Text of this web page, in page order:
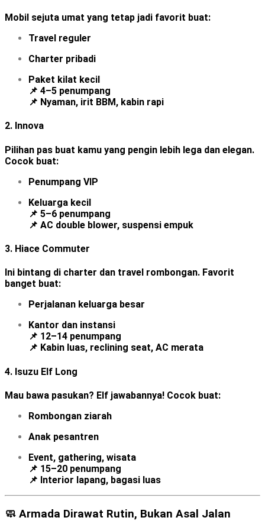
Mobil sejuta umat yang tetap jadi favorit buat:
Travel reguler
Charter pribadi
Paket kilat kecil
📌 4–5 penumpang
📌 Nyaman, irit BBM, kabin rapi
2. Innova
Pilihan pas buat kamu yang pengin lebih lega dan elegan.
Cocok buat:
Penumpang VIP
Keluarga kecil
📌 5–6 penumpang
📌 AC double blower, suspensi empuk
3. Hiace Commuter
Ini bintang di charter dan travel rombongan. Favorit
banget buat:
Perjalanan keluarga besar
Kantor dan instansi
📌 12–14 penumpang
📌 Kabin luas, reclining seat, AC merata
4. Isuzu Elf Long
Mau bawa pasukan? Elf jawabannya! Cocok buat:
Rombongan ziarah
Anak pesantren
Event, gathering, wisata
📌 15–20 penumpang
📌 Interior lapang, bagasi luas
🧼 Armada Dirawat Rutin, Bukan Asal Jalan